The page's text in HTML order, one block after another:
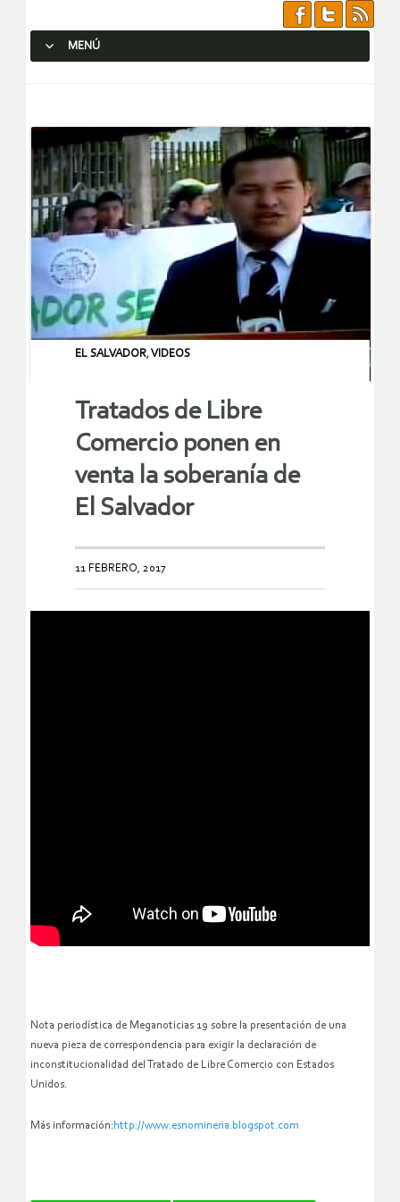
MENÚ
EL SALVADOR,VIDEOS
Tratados de Libre
Comercio ponen en
venta la soberanía de
El Salvador
11 FEBRERO, 2017
Nota periodística de Meganoticias 19 sobre la presentación de una
nueva pieza de correspondencia para exigir la declaración de
inconstitucionalidad del Tratado de Libre Comercio con Estados
Unidos.
Más información: http://www.esnomineria.blogspot.com